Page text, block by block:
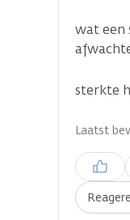
wat een
sterkte
Laatst
Inloggen
plaatsen